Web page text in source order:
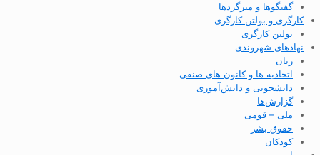
گفتگوها و میزگردها
کارگری و بولتن کارگری
بولتن کارگری
نهادهای شهروندی
زنان
اتحادیه ها و کانون های صنفی
دانشجویی و دانش‌آموزی
گزارش‌ها
ملی – قومی
حقوق بشر
کودکان